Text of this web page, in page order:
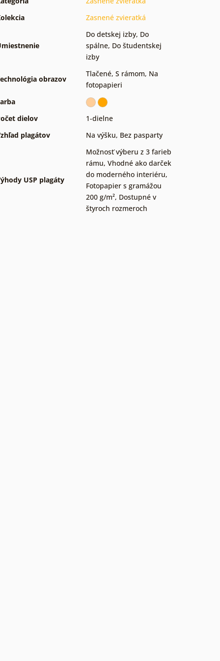
Zasnené zvieratká
Do detskej izby, Do
spálne, Do študentskej
izby
obrazov
Tlačené, S rámom, Na
fotopapieri
dielov
1-dielne
plagátov
Na výšku, Bez pasparty
USP plagáty
Možnosť výberu z 3 farieb
rámu, Vhodné ako darček
do moderného interiéru,
Fotopapier s gramážou
200 g/m², Dostupné v
štyroch rozmeroch